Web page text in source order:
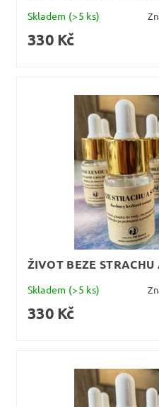
Skladem (>5 ks)
330 Kč
ŽIVOT BEZE STRACHU
Skladem (>5 ks)
330 Kč